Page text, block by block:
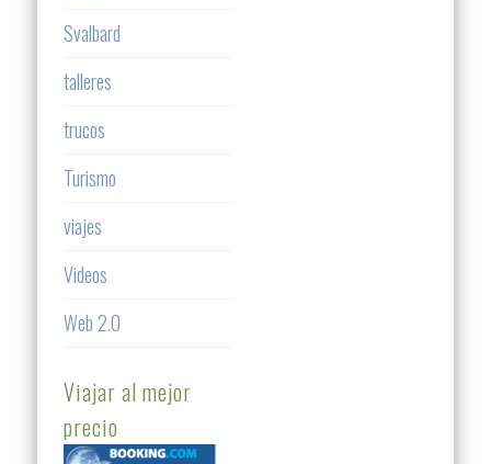
Svalbard
talleres
trucos
Turismo
viajes
Videos
Web 2.0
Viajar al mejor
precio